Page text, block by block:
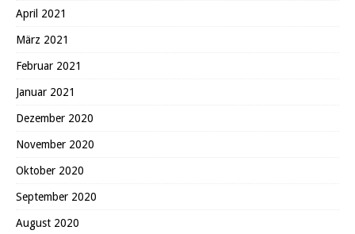
April 2021
März 2021
Februar 2021
Januar 2021
Dezember 2020
November 2020
Oktober 2020
September 2020
August 2020